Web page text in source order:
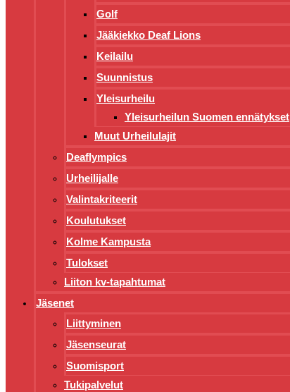
Golf
Jääkiekko Deaf Lions
Keilailu
Suunnistus
Yleisurheilu
Yleisurheilun Suomen ennätykset
Muut Urheilulajit
Deaflympics
Urheilijalle
Valintakriteerit
Koulutukset
Kolme Kampusta
Tulokset
Liiton kv-tapahtumat
Jäsenet
Liittyminen
Jäsenseurat
Suomisport
Tukipalvelut